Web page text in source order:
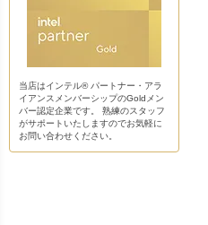
当店はインテル® パートナー・アラ
イアンスメンバーシップのGoldメン
バー認定企業です。 熟練のスタッフ
がサポートいたしますのでお気軽に
お問い合わせください。